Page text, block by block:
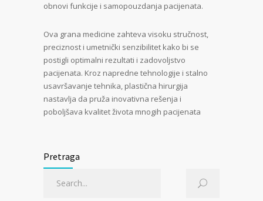
obnovi funkcije i samopouzdanja pacijenata.
Ova grana medicine zahteva visoku stručnost,
preciznost i umetnički senzibilitet kako bi se
postigli optimalni rezultati i zadovoljstvo
pacijenata. Kroz napredne tehnologije i stalno
usavršavanje tehnika, plastična hirurgija
nastavlja da pruža inovativna rešenja i
poboljšava kvalitet života mnogih pacijenata
Pretraga